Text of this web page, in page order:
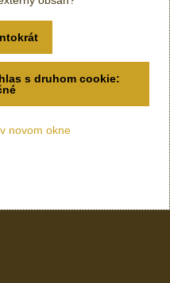
s druhom cookie:
novom okne